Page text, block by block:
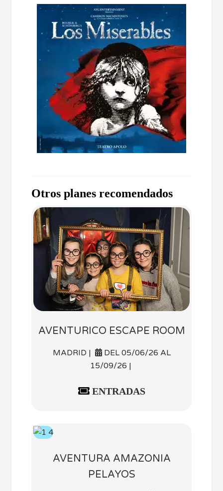
Otros planes recomendados
AVENTURICO ESCAPE ROOM
MADRID |
DEL 05/06/26 AL
15/09/26 |
ENTRADAS
AVENTURA AMAZONIA
PELAYOS